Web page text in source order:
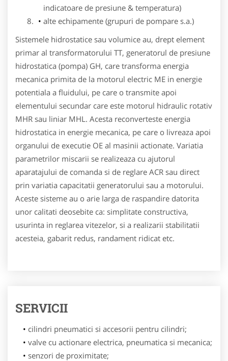
indicatoare de presiune & temperatura)
alte echipamente (grupuri de pompare s.a.)
Sistemele hidrostatice sau volumice au, drept element
primar al transformatorului TT, generatorul de presiune
hidrostatica (pompa) GH, care transforma energia
mecanica primita de la motorul electric ME in energie
potentiala a fluidului, pe care o transmite apoi
elementului secundar care este motorul hidraulic rotativ
MHR sau liniar MHL. Acesta reconverteste energia
hidrostatica in energie mecanica, pe care o livreaza apoi
organului de executie OE al masinii actionate. Variatia
parametrilor miscarii se realizeaza cu ajutorul
aparatajului de comanda si de reglare ACR sau direct
prin variatia capacitatii generatorului sau a motorului.
Aceste sisteme au o arie larga de raspandire datorita
unor calitati deosebite ca: simplitate constructiva,
usurinta in reglarea vitezelor, si a realizarii stabilitatii
acesteia, gabarit redus, randament ridicat etc.
SERVICII
cilindri pneumatici si accesorii pentru cilindri;
valve cu actionare electrica, pneumatica si mecanica;
senzori de proximitate;